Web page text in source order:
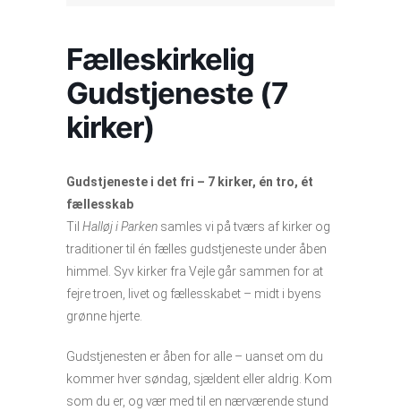
Fælleskirkelig
Gudstjeneste (7
kirker)
Gudstjeneste i det fri – 7 kirker, én tro, ét
fællesskab
Til Halløj i Parken samles vi på tværs af kirker og
traditioner til én fælles gudstjeneste under åben
himmel. Syv kirker fra Vejle går sammen for at
fejre troen, livet og fællesskabet – midt i byens
grønne hjerte.
Gudstjenesten er åben for alle – uanset om du
kommer hver søndag, sjældent eller aldrig. Kom
som du er, og vær med til en nærværende stund